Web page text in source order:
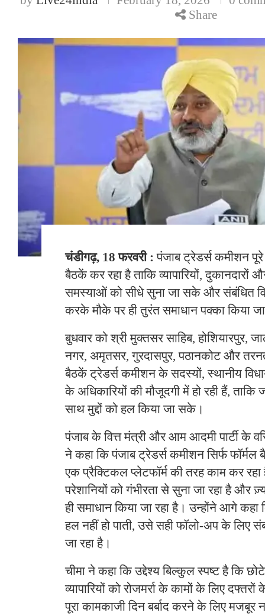
Share
चंडीगढ़, 18 फरवरी :पंजाब ट्रेडर्स कमीशन
बैठकें कर रहा है ताकि व्यापारियों, दुकानदारों
समस्याओं को सीधे सुना जा सके और संबंधित
करके मौके पर ही तुरंत समाधान पक्का किया
बुधवार को श्री मुक्तसर साहिब, होशियारपुर,
नगर, अमृतसर, गुरदासपुर, पठानकोट और
बैठकें ट्रेडर्स कमीशन के सदस्यों, स्थानीय
के अधिकारियों की मौजूदगी में हो रही हैं,
साथ मुद्दों को हल किया जा सके।
पंजाब के वित्त मंत्री और आम आदमी पार्टी के
ने कहा कि पंजाब ट्रेडर्स कमीशन सिर्फ फॉर्मल
एक प्रैक्टिकल प्लेटफॉर्म की तरह काम कर रहा
परेशानियों को गंभीरता से सुना जा रहा है और
ही समाधान किया जा रहा है। उन्होंने आगे
हल नहीं हो पाती, उसे सही फॉलो-अप के लिए
जा रहा है।
चीमा ने कहा कि उद्देश्य बिल्कुल स्पष्ट है कि
व्यापारियों को रोजमर्रा के कामों के लिए
पूरा कामकाजी दिन बर्बाद करने के लिए मजबूर